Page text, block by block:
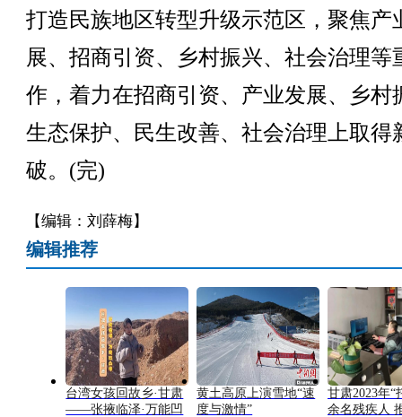
打造民族地区转型升级示范区，聚焦产
展、招商引资、乡村振兴、社会治理等
作，着力在招商引资、产业发展、乡村
生态保护、民生改善、社会治理上取得
破。(完)
【编辑：刘薛梅】
编辑推荐
台湾女孩回故乡·甘肃
——张掖临泽·万能凹
黄土高原上演雪地“速
度与激情”
甘肃2023年“
余名残疾人